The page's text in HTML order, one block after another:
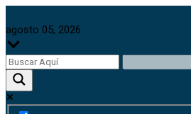
agosto 05, 2026